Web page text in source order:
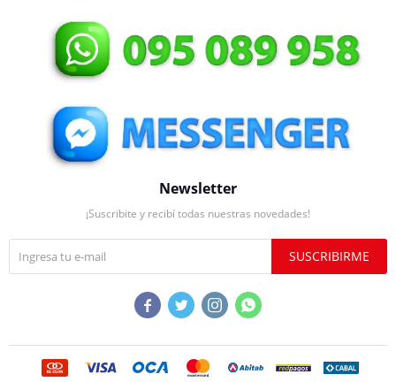
Newsletter
¡Suscribite y recibí todas nuestras novedades!
SUSCRIBIRME
   